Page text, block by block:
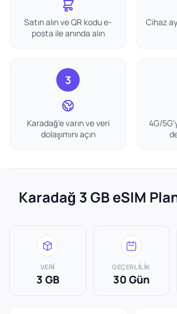
Satın alın ve QR kodu e-
posta ile anında alın
Cihaz
3
Karadağ'e varın ve veri
dolaşımını açın
4G/
Karadağ 3 GB eSIM
VERI
3 GB
GEÇERLILIK
30 Gün